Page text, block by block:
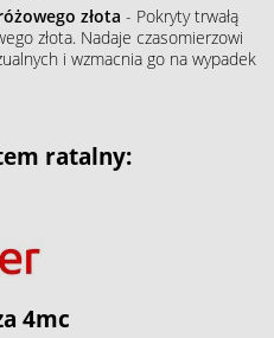
złota - Pokryty trwałą
złota. Nadaje czasomierzowi
i wzmacnia go na wypadek
ratalny:
4mc